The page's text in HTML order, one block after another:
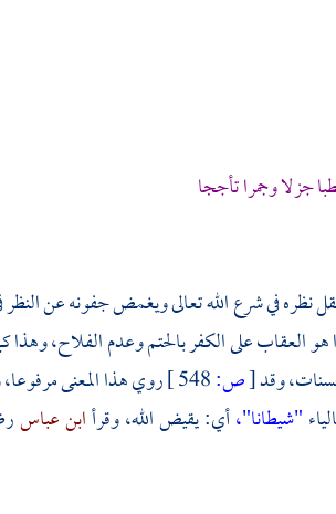
وجمرا تأججا
في شرع الله تعالى ويغمض جفونه عن النظر
العقاب على الكفر بالحتم وعدم الفلاح، وهذا
وقد[ص:
روي هذا المعنى
"شيطانا"،أي: يقيض الله، وقرأابن عباس